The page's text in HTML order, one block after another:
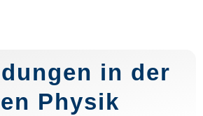
in der
Physik